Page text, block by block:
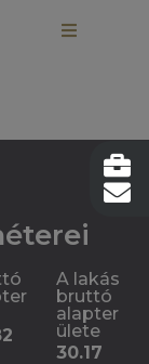
A lakás
bruttó
alapter
ülete
30.17